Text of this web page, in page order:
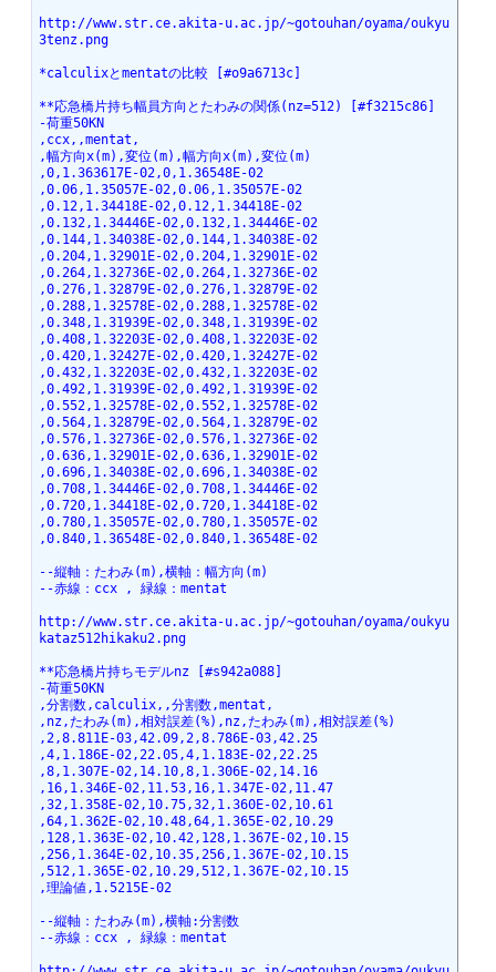
http://www.str.ce.akita-u.ac.jp/~gotouhan/oyama/oukyu
3tenz.png
*calculixとmentatの比較 [#o9a6713c]
**応急橋片持ち幅員方向とたわみの関係(nz=512) [#f3215c86]
-荷重50KN
,ccx,,mentat,
,幅方向x(m),変位(m),幅方向x(m),変位(m)
,0,1.363617E-02,0,1.36548E-02
,0.06,1.35057E-02,0.06,1.35057E-02
,0.12,1.34418E-02,0.12,1.34418E-02
,0.132,1.34446E-02,0.132,1.34446E-02
,0.144,1.34038E-02,0.144,1.34038E-02
,0.204,1.32901E-02,0.204,1.32901E-02
,0.264,1.32736E-02,0.264,1.32736E-02
,0.276,1.32879E-02,0.276,1.32879E-02
,0.288,1.32578E-02,0.288,1.32578E-02
,0.348,1.31939E-02,0.348,1.31939E-02
,0.408,1.32203E-02,0.408,1.32203E-02
,0.420,1.32427E-02,0.420,1.32427E-02
,0.432,1.32203E-02,0.432,1.32203E-02
,0.492,1.31939E-02,0.492,1.31939E-02
,0.552,1.32578E-02,0.552,1.32578E-02
,0.564,1.32879E-02,0.564,1.32879E-02
,0.576,1.32736E-02,0.576,1.32736E-02
,0.636,1.32901E-02,0.636,1.32901E-02
,0.696,1.34038E-02,0.696,1.34038E-02
,0.708,1.34446E-02,0.708,1.34446E-02
,0.720,1.34418E-02,0.720,1.34418E-02
,0.780,1.35057E-02,0.780,1.35057E-02
,0.840,1.36548E-02,0.840,1.36548E-02
--縦軸：たわみ(m),横軸：幅方向(m)
--赤線：ccx , 緑線：mentat
http://www.str.ce.akita-u.ac.jp/~gotouhan/oyama/oukyu
kataz512hikaku2.png
**応急橋片持ちモデルnz [#s942a088]
-荷重50KN
,分割数,calculix,,分割数,mentat,
,nz,たわみ(m),相対誤差(%),nz,たわみ(m),相対誤差(%)
,2,8.811E-03,42.09,2,8.786E-03,42.25
,4,1.186E-02,22.05,4,1.183E-02,22.25
,8,1.307E-02,14.10,8,1.306E-02,14.16
,16,1.346E-02,11.53,16,1.347E-02,11.47
,32,1.358E-02,10.75,32,1.360E-02,10.61
,64,1.362E-02,10.48,64,1.365E-02,10.29
,128,1.363E-02,10.42,128,1.367E-02,10.15
,256,1.364E-02,10.35,256,1.367E-02,10.15
,512,1.365E-02,10.29,512,1.367E-02,10.15
,理論値,1.5215E-02
--縦軸：たわみ(m),横軸:分割数
--赤線：ccx , 緑線：mentat